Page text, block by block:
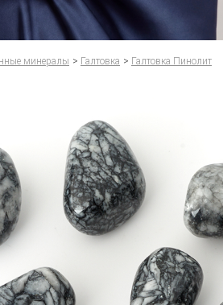
минералы > Галтовка > Галтовка Пинолит